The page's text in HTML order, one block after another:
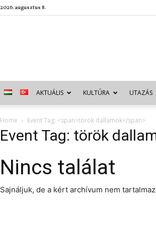
2026. augusztus 8.
AKTUÁLIS KULTÚRA UTAZÁS
Home Event Tag: <span>török dallamok</span>
Event Tag: török
Nincs találat
Sajnáljuk, de a kért archívum nem